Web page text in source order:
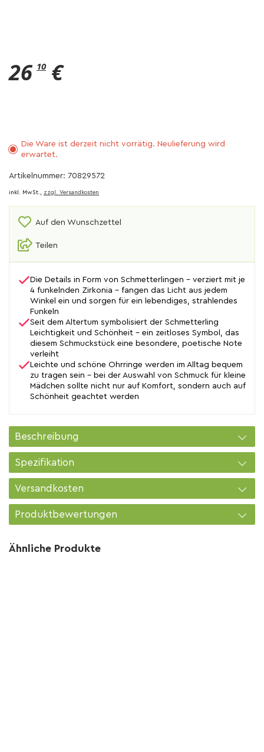
26 10 €
Die Ware ist derzeit nicht vorrätig. Neulieferung wird
erwartet.
Artikelnummer: 70829572
inkl. MwSt., zzgl. Versandkosten
Auf den Wunschzettel
Teilen
Die Details in Form von Schmetterlingen – verziert mit je
4 funkelnden Zirkonia – fangen das Licht aus jedem
Winkel ein und sorgen für ein lebendiges, strahlendes
Funkeln
Seit dem Altertum symbolisiert der Schmetterling
Leichtigkeit und Schönheit – ein zeitloses Symbol, das
diesem Schmuckstück eine besondere, poetische Note
verleiht
Leichte und schöne Ohrringe werden im Alltag bequem
zu tragen sein – bei der Auswahl von Schmuck für kleine
Mädchen sollte nicht nur auf Komfort, sondern auch auf
Schönheit geachtet werden
Beschreibung
Spezifikation
Versandkosten
Produktbewertungen
Ähnliche Produkte